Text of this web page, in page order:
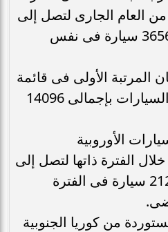
العام الجارى لتصل إلى
14096 سيارة مقابل 36568 سيارة فى نفس
المرتبة الأولى فى قائمة
الواردات المصرية من السيارات بإجمالى 14096
الأوروبية
بنسبة 70% خلال الفترة ذاتها لتصل إلى
6374 سيارة مقابل 21277 سيارة فى الفترة
من كوريا الجنوبية